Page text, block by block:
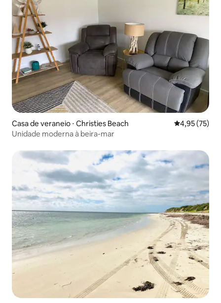
Casa de veraneio ⋅ Christies Beach 4,95 de uma
4,95 (75)
Unidade moderna à beira-mar